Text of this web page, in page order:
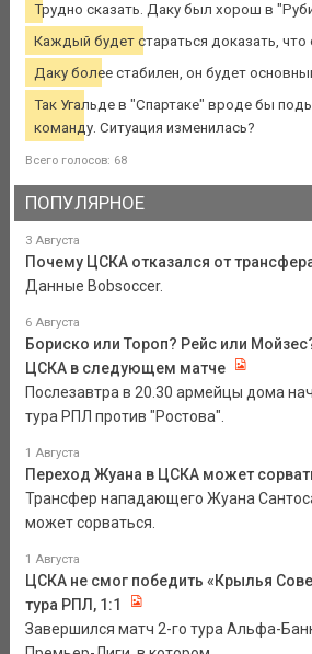
Трудно сказать. Даку был хорош в
Каждый будет стараться доказать, что
Даку более стабилен, он будет
Так Угальде в "Спартаке" вроде бы
команду. Ситуация изменилась?
Всего голосов: 68
ПОПУЛЯРНОЕ
3 Августа
Почему ЦСКА отказался от
Данные Bobsoccer.
6 Августа
Бориско или Тороп? Рейс или
ЦСКА в следующем матче
Послезавтра в 20.30 армейцы дома
тура РПЛ против "Ростова".
1 Августа
Переход Жуана в ЦСКА может
Трансфер нападающего Жуана
может сорваться.
1 Августа
ЦСКА не смог победить «Крылья
тура РПЛ, 1:1
Завершился матч 2-го тура Альфа-